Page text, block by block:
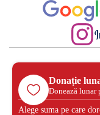
Donație
Donează lunar
Alege suma pe care